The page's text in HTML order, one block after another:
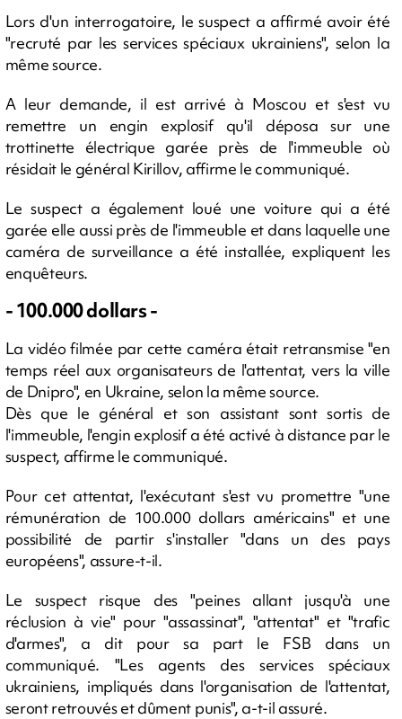
Lors d'un interrogatoire, le suspect a affirmé avoir été
"recruté par les services spéciaux ukrainiens", selon la
même source.
A leur demande, il est arrivé à Moscou et s'est vu
remettre un engin explosif qu'il déposa sur une
trottinette électrique garée près de l'immeuble où
résidait le général Kirillov, affirme le communiqué.
Le suspect a également loué une voiture qui a été
garée elle aussi près de l'immeuble et dans laquelle une
caméra de surveillance a été installée, expliquent les
enquêteurs.
- 100.000 dollars -
La vidéo filmée par cette caméra était retransmise "en
temps réel aux organisateurs de l'attentat, vers la ville
de Dnipro", en Ukraine, selon la même source.
Dès que le général et son assistant sont sortis de
l'immeuble, l'engin explosif a été activé à distance par le
suspect, affirme le communiqué.
Pour cet attentat, l'exécutant s'est vu promettre "une
rémunération de 100.000 dollars américains" et une
possibilité de partir s'installer "dans un des pays
européens", assure-t-il.
Le suspect risque des "peines allant jusqu'à une
réclusion à vie" pour "assassinat", "attentat" et "trafic
d'armes", a dit pour sa part le FSB dans un
communiqué. "Les agents des services spéciaux
ukrainiens, impliqués dans l'organisation de l'attentat,
seront retrouvés et dûment punis", a-t-il assuré.